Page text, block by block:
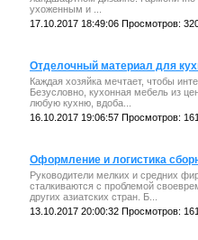
ухоженным и ...
17.10.2017 18:49:06 Просмотров:
Отделочный материал для
Каждая хозяйка мечтает, чтобы
Безусловно, кухонная мебель из
любую кухню, вдоба...
16.10.2017 19:06:57 Просмотров:
Оформление и логистика
Руководители мелких и средних
сталкиваются с проблемой
других азиатских стран. Б...
13.10.2017 20:00:32 Просмотров: